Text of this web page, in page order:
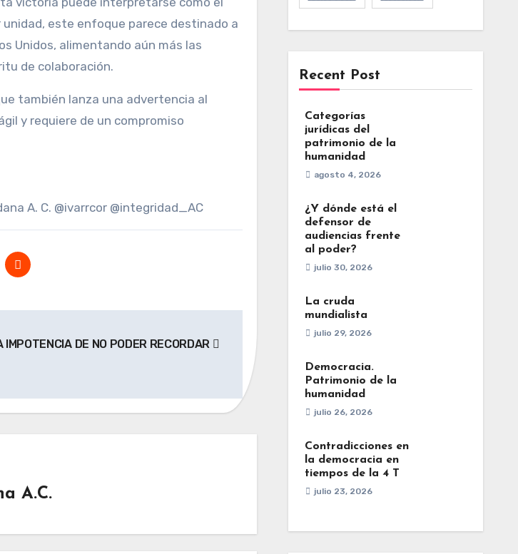
este enfoque parece destinado a
Unidos, alimentando aún más las
de colaboración.
también lanza una advertencia al
y requiere de un compromiso
A. C. @ivarrcor @integridad_AC
IMPOTENCIA DE NO PODER RECORDAR
A.C.
Recent Post
Categorías
jurídicas del
patrimonio de la
humanidad
agosto 4, 2026
¿Y dónde está el
defensor de
audiencias frente
al poder?
julio 30, 2026
La cruda
mundialista
julio 29, 2026
Democracia.
Patrimonio de la
humanidad
julio 26, 2026
Contradicciones en
la democracia en
tiempos de la 4 T
julio 23, 2026